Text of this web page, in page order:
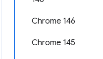
Chrome 146
Chrome 145